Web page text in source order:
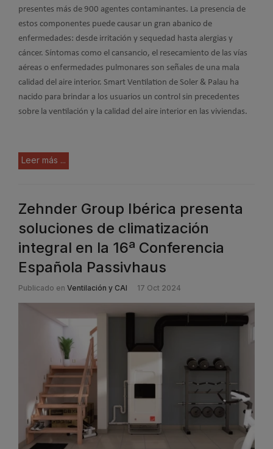
presentes más de 900 agentes contaminantes. La presencia de
estos componentes puede causar un gran abanico de
enfermedades: desde irritación y sequedad hasta alergias y
cáncer. Síntomas como el cansancio, el resecamiento de las vías
aéreas o enfermedades pulmonares son señales de una mala
calidad del aire interior. Smart Ventilation de Soler & Palau ha
nacido para brindar a los usuarios un control sin precedentes
sobre la ventilación y la calidad del aire interior en las viviendas.
Leer más ...
Zehnder Group Ibérica presenta
soluciones de climatización
integral en la 16ª Conferencia
Española Passivhaus
Publicado en Ventilación y CAI 17 Oct 2024